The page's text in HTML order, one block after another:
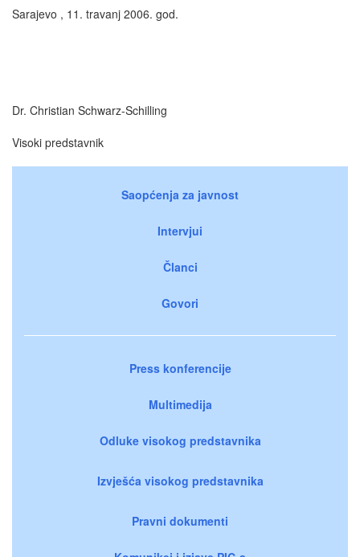
Sarajevo , 11. travanj 2006. god.
Dr. Christian Schwarz-Schilling
Visoki predstavnik
Saopćenja za javnost
Intervjui
Članci
Govori
Press konferencije
Multimedija
Odluke visokog predstavnika
Izvješća visokog predstavnika
Pravni dokumenti